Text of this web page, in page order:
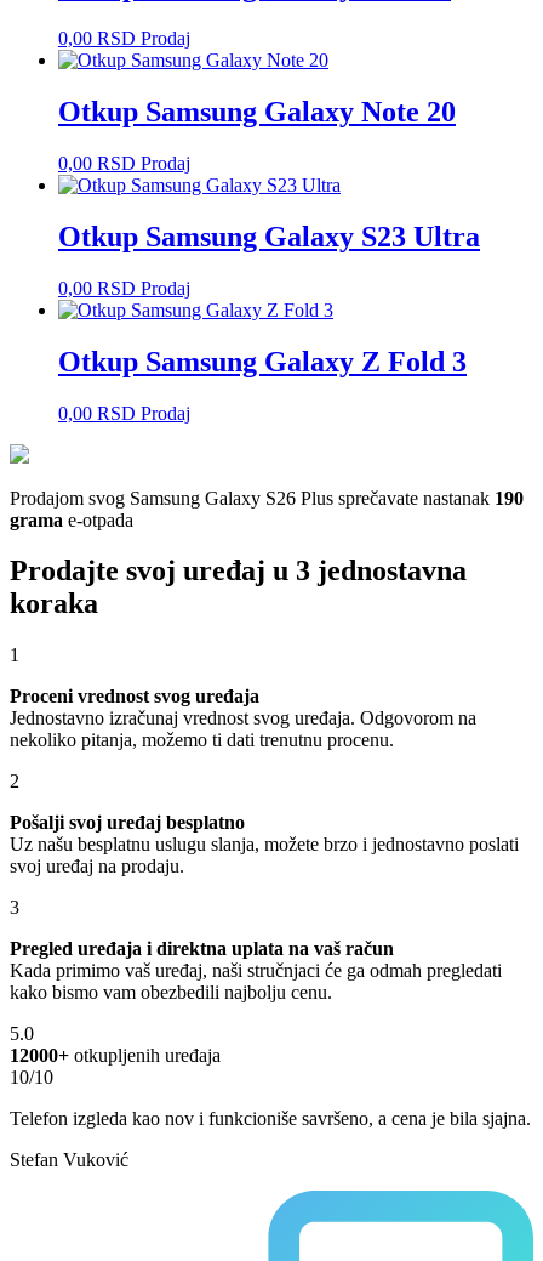
0,00 RSD Prodaj
Otkup Samsung Galaxy Note 20
0,00 RSD Prodaj
Otkup Samsung Galaxy S23 Ultra
0,00 RSD Prodaj
Otkup Samsung Galaxy Z Fold 3
0,00 RSD Prodaj
Prodajom svog Samsung Galaxy S26 Plus sprečavate nastanak 190
grama e-otpada
Prodajte svoj uređaj u 3 jednostavna
koraka
1
Proceni vrednost svog uređaja
Jednostavno izračunaj vrednost svog uređaja. Odgovorom na
nekoliko pitanja, možemo ti dati trenutnu procenu.
2
Pošalji svoj uređaj besplatno
Uz našu besplatnu uslugu slanja, možete brzo i jednostavno poslati
svoj uređaj na prodaju.
3
Pregled uređaja i direktna uplata na vaš račun
Kada primimo vaš uređaj, naši stručnjaci će ga odmah pregledati
kako bismo vam obezbedili najbolju cenu.
5.0
12000+ otkupljenih uređaja
10/10
Telefon izgleda kao nov i funkcioniše savršeno, a cena je bila sjajna.
Stefan Vuković